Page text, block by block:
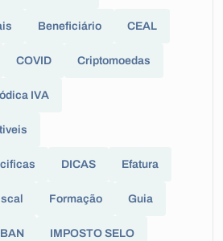
Beneficiário CEAL
COVID Criptomoedas
IVA
DICAS Efatura
Formação Guia
IMPOSTO SELO